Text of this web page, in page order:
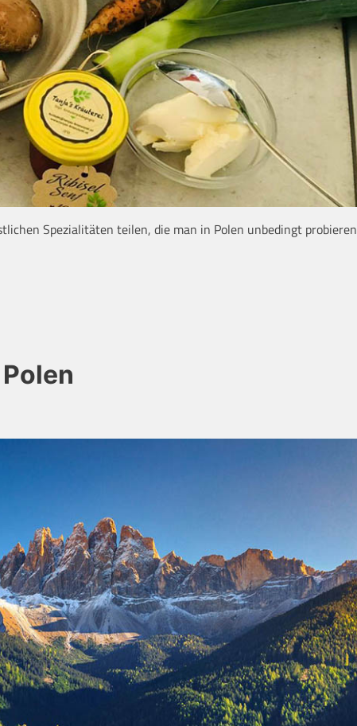
Spezialitäten teilen, die man in Polen unbedingt probieren